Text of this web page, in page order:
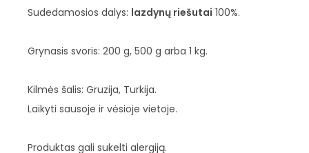
Sudedamosios dalys: lazdynų riešutai 100%.
Grynasis svoris: 200 g, 500 g arba 1 kg.
Kilmės šalis: Gruzija, Turkija.
Laikyti sausoje ir vėsioje vietoje.
Produktas gali sukelti alergiją.